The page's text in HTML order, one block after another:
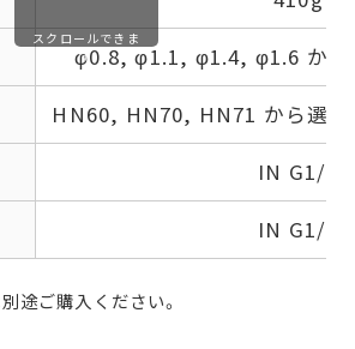
φ0.8, φ1.1, φ1.4, φ1.6 から
HN60, HN70, HN71 から選
IN G1/4
IN G1/4
スクロールできま
す
途ご購入ください。